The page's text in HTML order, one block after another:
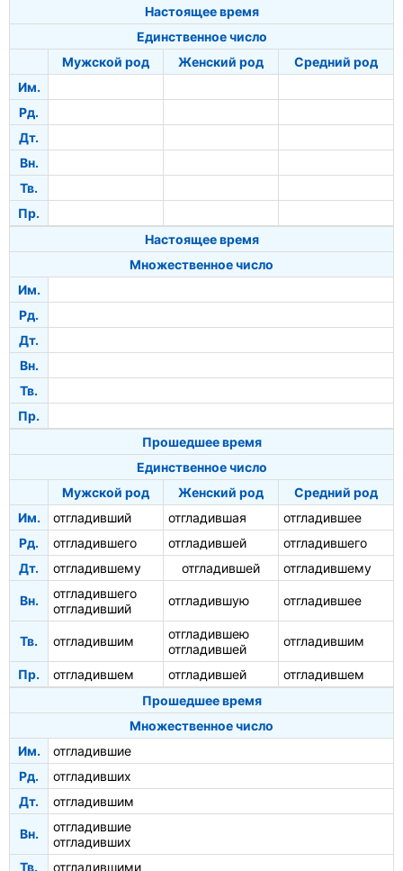
Настоящее время
Единственное число
Мужской род
Женский род
Средний род
Им.
Рд.
Дт.
Вн.
Тв.
Пр.
Настоящее время
Множественное число
Им.
Рд.
Дт.
Вн.
Тв.
Пр.
Прошедшее время
Единственное число
Мужской род
Женский род
Средний род
Им.
отгладивший отгладившая
отгладившее
Рд.
отгладившего отгладившей
отгладившего
Дт.
отгладившему отгладившей отгладившему
Вн.
отгладившего
отгладивший
отгладившую отгладившее
Тв. отгладившим
отгладившею
отгладившей
отгладившим
Пр. отгладившем отгладившей
отгладившем
Прошедшее время
Множественное число
Им.
отгладившие
Рд.
отгладивших
Дт.
отгладившим
Вн.
отгладившие
отгладивших
Тв.
отгладившими